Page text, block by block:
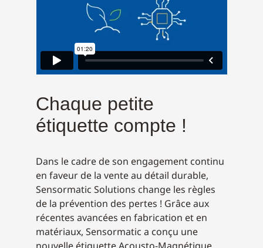
Chaque petite
étiquette compte !
Dans le cadre de son engagement continu
en faveur de la vente au détail durable,
Sensormatic Solutions change les règles
de la prévention des pertes ! Grâce aux
récentes avancées en fabrication et en
matériaux, Sensormatic a conçu une